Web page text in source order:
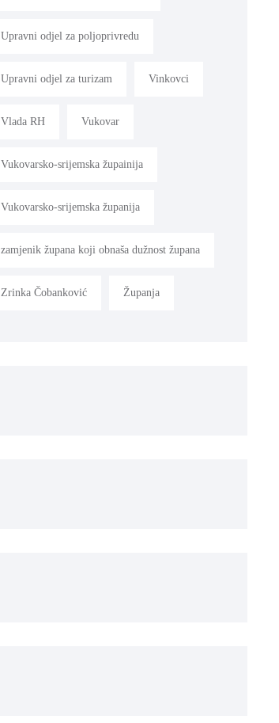
Upravni odjel za poljoprivredu
Upravni odjel za turizam Vinkovci
Vlada RH Vukovar
Vukovarsko-srijemska župainija
Vukovarsko-srijemska županija
zamjenik župana koji obnaša dužnost župana
Zrinka Čobanković Županja